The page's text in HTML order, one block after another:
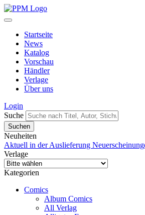
Startseite
News
Katalog
Vorschau
Händler
Verlage
Über uns
Login
Suche
Neuheiten
Aktuell in der Auslieferung
Verlage
Kategorien
Comics
Album Comics
All Verlag